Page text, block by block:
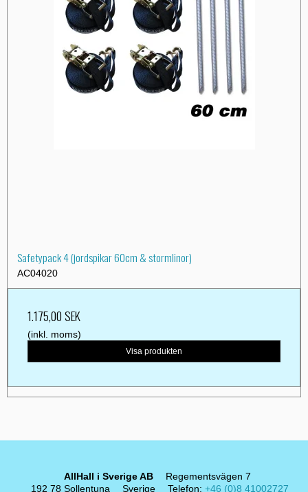
Safetypack 4 (jordspikar 60cm & stormlinor)
AC04020
1.175,00 SEK
(inkl. moms)
Visa produkten
AllHall i Sverige AB
Regementsvägen 7
192 78 Sollentuna
Sverige Telefon: +46 (0)8 41002727